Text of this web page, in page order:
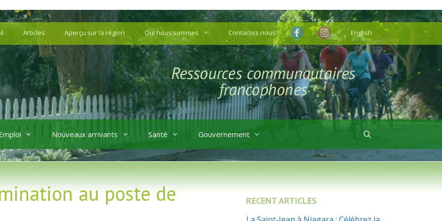
Articles Aperçu sur la région Qui nous sommes Contactez-nous English
Nouveaux arrivants Santé Gouvernement
au poste de
RECENT ARTICLES